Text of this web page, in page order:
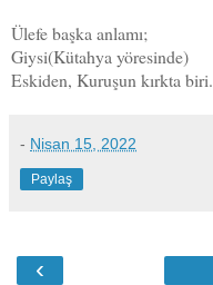
Ülefe başka anlamı;
Giysi(Kütahya yöresinde)
Eskiden, Kuruşun kırkta biri.
- Nisan 15, 2022
Paylaş
‹